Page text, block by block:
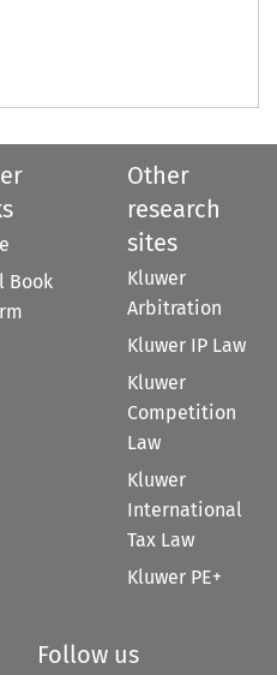
Book
Other
research
sites
Kluwer
Arbitration
Kluwer IP Law
Kluwer
Competition
Law
Kluwer
International
Tax Law
Kluwer PE+
Follow us